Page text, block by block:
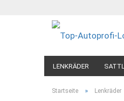
LENKRÄDER
Startseite » Lenkräder